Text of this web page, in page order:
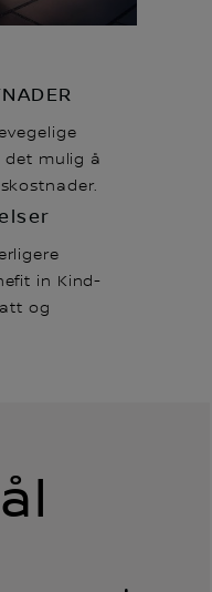
det mulig å
in Kind-
og